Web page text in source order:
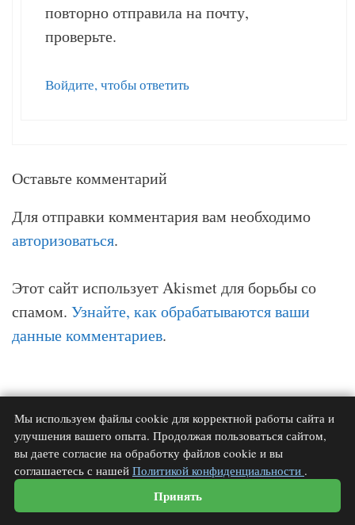
повторно отправила на почту,
проверьте.
Войдите, чтобы ответить
Оставьте комментарий
Для отправки комментария вам необходимо
авторизоваться.
Этот сайт использует Akismet для борьбы со
спамом. Узнайте, как обрабатываются ваши
данные комментариев.
Официальный сайт Елены Звездной.
Поиск:
Мы используем файлы cookie для корректной работы сайта и
улучшения вашего опыта. Продолжая пользоваться сайтом,
вы даете согласие на обработку файлов cookie и вы
соглашаетесь с нашей Политикой конфиденциальности .
Принять